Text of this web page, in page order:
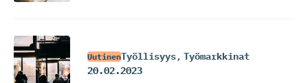
UutinenTyöllisyys, Työmarkkinat
20.02.2023